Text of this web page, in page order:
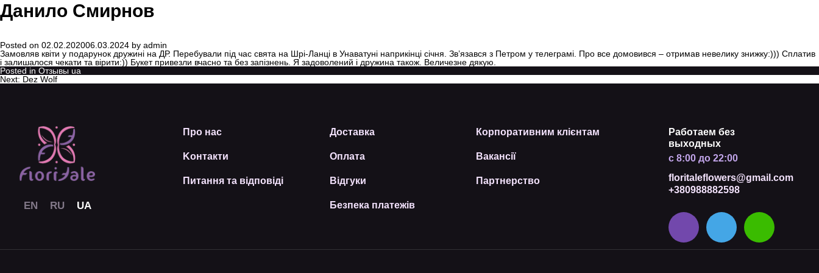
Данило Смирнов
Posted on 02.02.202006.03.2024 by admin
Замовляв квіти у подарунок дружині на ДР. Перебували під час свята на Шрі-Ланці в Унаватуні наприкінці січня. Зв’язався з Петром у телеграмі. Про все домовився – отримав невелику знижку:))) Сплатив
і залишалося чекати та вірити:)) Букет привезли вчасно та без запізнень. Я задоволений і дружина також. Величезне дякую.
Posted in Отзывы ua
Next: Dez Wolf
Про нас
Kонтакти
Питання та відповіді
Доставка
Оплата
Відгуки
Безпека платежів
Корпоративним клієнтам
Вакансії
Партнерство
Работаем без
выходных
с 8:00 до 22:00
floritaleflowers@gmail.com
+380988882598